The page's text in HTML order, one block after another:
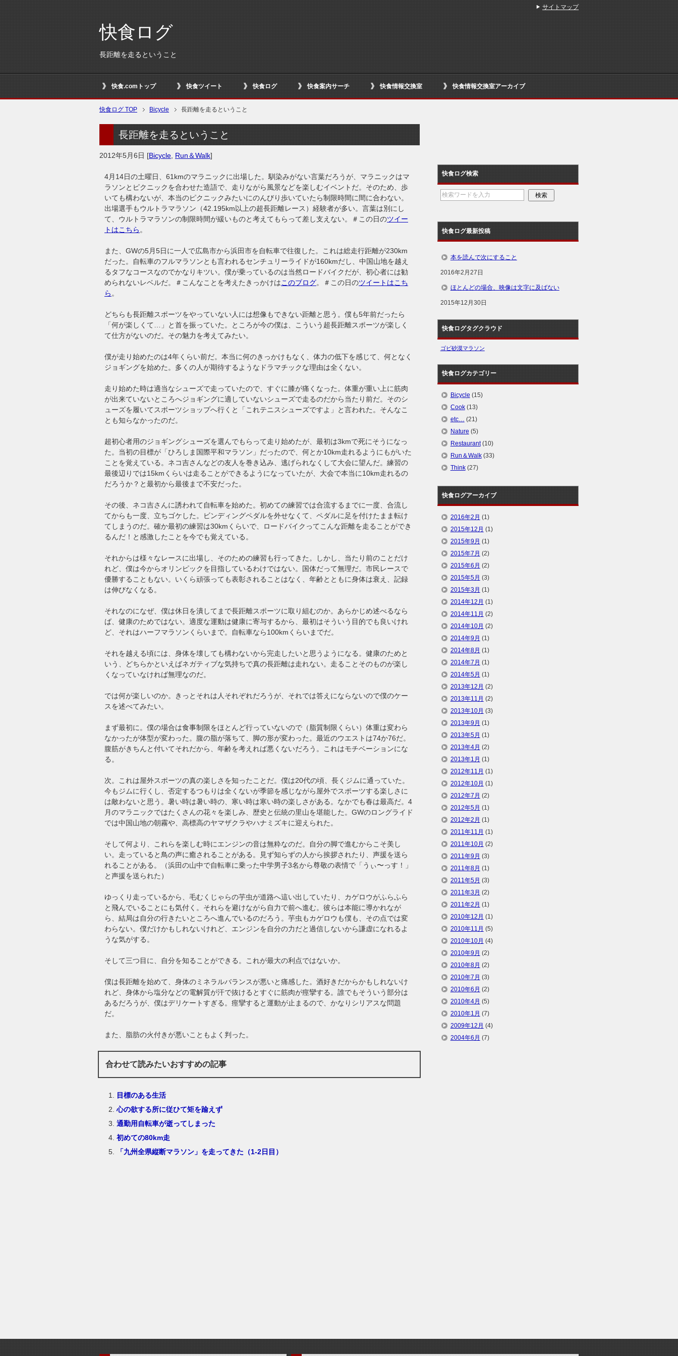
快食ログ
長距離を走るということ
快食.comトップ 快食ツイート 快食ログ 快食案内サーチ 快食情報交換室 快食情報交換室アーカイブ
快食ログ TOP Bicycle 長距離を走るということ
長距離を走るということ
2012年5月6日 [Bicycle Run＆Walk]
4月14日の土曜日、61kmのマラニックに出場した。馴染みがない言葉だろうが、マラニックはマ
ラソンとピクニックを合わせた造語で、走りながら風景などを楽しむイベントだ。そのため、歩
いても構わないが、本当のピクニックみたいにのんびり歩いていたら制限時間に間に合わない。
出場選手もウルトラマラソン（42.195km以上の超長距離レース）経験者が多い。言葉は別にし
て、ウルトラマラソンの制限時間が緩いものと考えてもらって差し支えない。＃この日のツイー
トはこちら 。
また、GWの5月5日に一人で広島市から浜田市を自転車で往復した。これは総走行距離が230km
だった。自転車のフルマラソンとも言われるセンチュリーライドが160kmだし、中国山地を越え
るタフなコースなのでかなりキツい。僕が乗っているのは当然ロードバイクだが、初心者には勧
められないレベルだ。＃こんなことを考えたきっかけはこのブログ。＃この日のツイートはこち
ら 。
どちらも長距離スポーツをやっていない人には想像もできない距離と思う。僕も5年前だったら
「何が楽しくて…」と首を振っていた。ところが今の僕は、こういう超長距離スポーツが楽しく
て仕方がないのだ。その魅力を考えてみたい。
僕が走り始めたのは4年くらい前だ。本当に何のきっかけもなく、体力の低下を感じて、何となく
ジョギングを始めた。多くの人が期待するようなドラマチックな理由は全くない。
走り始めた時は適当なシューズで走っていたので、すぐに膝が痛くなった。体重が重い上に筋肉
が出来ていないところへジョギングに適していないシューズで走るのだから当たり前だ。そのシ
ューズを履いてスポーツショップへ行くと「これテニスシューズですよ」と言われた。そんなこ
とも知らなかったのだ。
超初心者用のジョギングシューズを選んでもらって走り始めたが、最初は3kmで死にそうになっ
た。当初の目標が「ひろしま国際平和マラソン」だったので、何とか10km走れるようにもがいた
ことを覚えている。ネコ吉さんなどの友人を巻き込み、逃げられなくして大会に望んだ。練習の
最後辺りでは15kmくらいは走ることができるようになっていたが、大会で本当に10km走れるの
だろうか？と最初から最後まで不安だった。
その後、ネコ吉さんに誘われて自転車を始めた。初めての練習では合流するまでに一度、合流し
てからも一度、立ちゴケした。ビンディングペダルを外せなくて、ペダルに足を付けたまま転け
てしまうのだ。確か最初の練習は30kmくらいで、ロードバイクってこんな距離を走ることができ
るんだ！と感激したことを今でも覚えている。
それからは様々なレースに出場し、そのための練習も行ってきた。しかし、当たり前のことだけ
れど、僕は今からオリンピックを目指しているわけではない。国体だって無理だ。市民レースで
優勝することもない。いくら頑張っても表彰されることはなく、年齢とともに身体は衰え、記録
は伸びなくなる。
それなのになぜ、僕は休日を潰してまで長距離スポーツに取り組むのか。あらかじめ述べるなら
ば、健康のためではない。適度な運動は健康に寄与するから、最初はそういう目的でも良いけれ
ど、それはハーフマラソンくらいまで。自転車なら100kmくらいまでだ。
それを越える頃には、身体を壊しても構わないから完走したいと思うようになる。健康のためと
いう、どちらかといえばネガティブな気持ちで真の長距離は走れない。走ることそのものが楽し
くなっていなければ無理なのだ。
では何が楽しいのか。きっとそれは人それぞれだろうが、それでは答えにならないので僕のケー
スを述べてみたい。
まず最初に。僕の場合は食事制限をほとんど行っていないので（脂質制限くらい）体重は変わら
なかったが体型が変わった。腹の脂が落ちて、脚の形が変わった。最近のウエストは74か76だ。
腹筋がきちんと付いてそれだから、年齢を考えれば悪くないだろう。これはモチベーションにな
る。
次。これは屋外スポーツの真の楽しさを知ったことだ。僕は20代の頃、長くジムに通っていた。
今もジムに行くし、否定するつもりは全くないが季節を感じながら屋外でスポーツする楽しさに
は敵わないと思う。暑い時は暑い時の、寒い時は寒い時の楽しさがある。なかでも春は最高だ。4
月のマラニックではたくさんの花々を楽しみ、歴史と伝統の里山を堪能した。GWのロングライド
では中国山地の朝霧や、高標高のヤマザクラやハナミズキに迎えられた。
そして何より、これらを楽しむ時にエンジンの音は無粋なのだ。自分の脚で進むからこそ美し
い。走っていると鳥の声に癒されることがある。見ず知らずの人から挨拶されたり、声援を送ら
れることがある。（浜田の山中で自転車に乗った中学男子3名から尊敬の表情で「うぃ〜っす！」
と声援を送られた）
ゆっくり走っているから、毛むくじゃらの芋虫が道路へ這い出していたり、カゲロウがふらふら
と飛んでいることにも気付く。それらを避けながら自力で前へ進む。彼らは本能に導かれなが
ら、結局は自分の行きたいところへ進んでいるのだろう。芋虫もカゲロウも僕も、その点では変
わらない。僕だけかもしれないけれど、エンジンを自分の力だと過信しないから謙虚になれるよ
うな気がする。
そして三つ目に、自分を知ることができる。これが最大の利点ではないか。
僕は長距離を始めて、身体のミネラルバランスが悪いと痛感した。酒好きだからかもしれないけ
れど、身体から塩分などの電解質が汗で抜けるとすぐに筋肉が痙攣する。誰でもそういう部分は
あるだろうが、僕はデリケートすぎる。痙攣すると運動が止まるので、かなりシリアスな問題
だ。
また、脂肪の火付きが悪いこともよく判った。
合わせて読みたいおすすめの記事
目標のある生活
心の欲する所に従ひて矩を踰えず
通勤用自転車が逝ってしまった
初めての80km走
「九州全県縦断マラソン」を走ってきた（1-2日目）
快食ログ検索
快食ログ最新投稿
本を読んで次にすること
2016年2月27日
ほとんどの場合、映像は文字に及ばない
2015年12月30日
快食ログタグクラウド
ゴビ砂漠マラソン
快食ログカテゴリー
Bicycle (15)
Cook(13)
etc… (21)
Nature (5)
Restaurant(10)
Run＆Walk(33)
Think(27)
快食ログアーカイブ
2016年2月 (1)
2015年12月 (1)
2015年9月 (1)
2015年7月 (2)
2015年6月 (2)
2015年5月 (3)
2015年3月 (1)
2014年12月 (1)
2014年11月 (2)
2014年10月 (2)
2014年9月 (1)
2014年8月 (1)
2014年7月 (1)
2014年5月 (1)
2013年12月 (2)
2013年11月 (2)
2013年10月 (3)
2013年9月 (1)
2013年5月 (1)
2013年4月 (2)
2013年1月 (1)
2012年11月 (1)
2012年10月 (1)
2012年7月 (2)
2012年5月 (1)
2012年2月 (1)
2011年11月 (1)
2011年10月 (2)
2011年9月 (3)
2011年8月 (1)
2011年5月 (3)
2011年3月 (2)
2011年2月 (1)
2010年12月 (1)
2010年11月 (5)
2010年10月 (4)
2010年9月 (2)
2010年8月 (2)
2010年7月 (3)
2010年6月 (2)
2010年4月 (5)
2010年1月 (7)
2009年12月 (4)
2004年6月 (7)
サイトマップ